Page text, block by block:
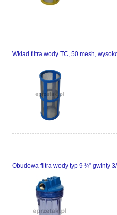
Wkład filtra wody TC, 50 mesh,
Obudowa filtra wody typ 9 ¾” gwinty